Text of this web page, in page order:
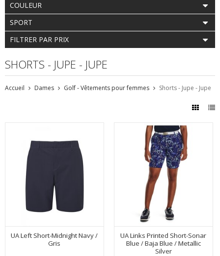
COULEUR
SPORT
FILTRER PAR PRIX
SHORTS - JUPE - JUPE
Accueil Dames Golf - Vêtements pour femmes Shorts - Jupe - Jupe
UA Left Short-Midnight Navy /
Gris
UA Links Printed Short-Sonar
Blue / Baja Blue / Metallic
Silver